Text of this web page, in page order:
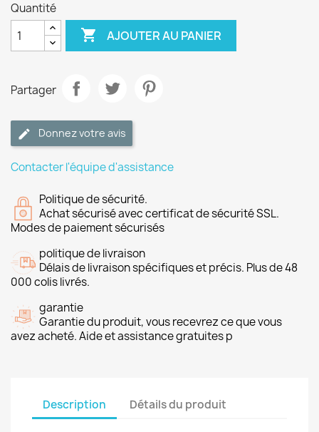
Quantité
 AJOUTER AU PANIER
Partager
Donnez votre avis
Contacter l'équipe d'assistance
Politique de sécurité.
Achat sécurisé avec certificat de sécurité SSL.
Modes de paiement sécurisés
politique de livraison
Délais de livraison spécifiques et précis. Plus de 48
000 colis livrés.
garantie
Garantie du produit, vous recevrez ce que vous
avez acheté. Aide et assistance gratuites p
Description Détails du produit